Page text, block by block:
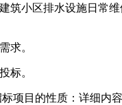
筑小区排水设施日常
求。
标。
项目的性质：详细内